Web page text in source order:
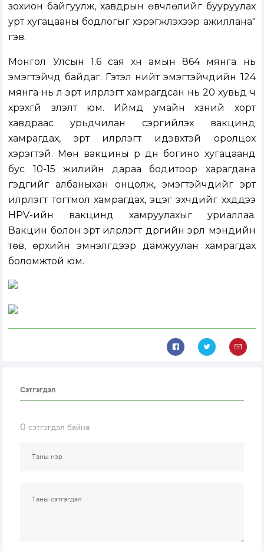
зохион байгуулж, хавдрын өвчлөлийг бууруулах
урт хугацааны бодлогыг хэрэгжүүлэхээр ажиллана"
гэв.
Монгол Улсын 1.6 сая хүн амын 864 мянга нь
эмэгтэйчүүд байдаг. Гэтэл нийт эмэгтэйчүүдийн 124
мянга нь л эрт илрүүлэгт хамрагдсан нь 20 хувьд ч
хүрэхгүй үзүүлэлт юм. Иймд умайн хүзүүний хорт
хавдраас урьдчилан сэргийлэх вакцинд
хамрагдах, эрт илрүүлэгт идэвхтэй оролцох
хэрэгтэй. Мөн вакцины үр дүн богино хугацаанд
бус 10-15 жилийн дараа бодитоор харагдана
гэдгийг албаныхан онцолж, эмэгтэйчүүдийг эрт
илрүүлэгт тогтмол хамрагдах, эцэг эхчүүдийг хүүхдүүдээ
HPV-ийн вакцинд хамруулахыг уриаллаа.
Вакцин болон эрт илрүүлэгт дүүргийн эрүүл мэндийн
төв, өрхийн эмнэлгүүдээр дамжуулан хамрагдах
боломжтой юм.
Сэтгэгдэл
0 сэтгэгдэл байна